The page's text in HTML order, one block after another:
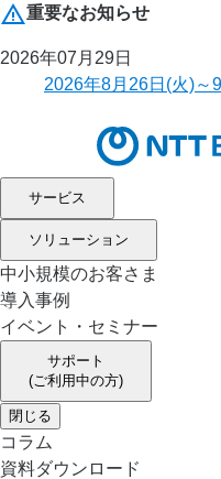
重要なお知らせ
2026年07月29日
2026年8月26日(火)～
サービス
ソリューション
中小規模のお客さま
導入事例
イベント・セミナー
サポート
(ご利用中の方)
閉じる
コラム
資料ダウンロード